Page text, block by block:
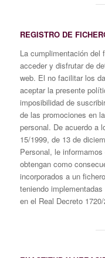
REGISTRO DE
La cumplimentación del
acceder y disfrutar de
web. El no facilitar los
aceptar la presente
imposibilidad de
de las promociones en
personal. De acuerdo a
15/1999, de 13 de
Personal, le
obtengan como
incorporados a un
teniendo
en el Real Decreto